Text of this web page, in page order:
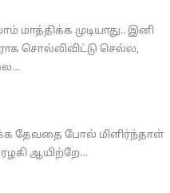
முடியாது.. இனி
சொல்லிவிட்டு செல்ல,
தேவதை போல் மிளிர்ந்தாள்
ஆயிற்றே…